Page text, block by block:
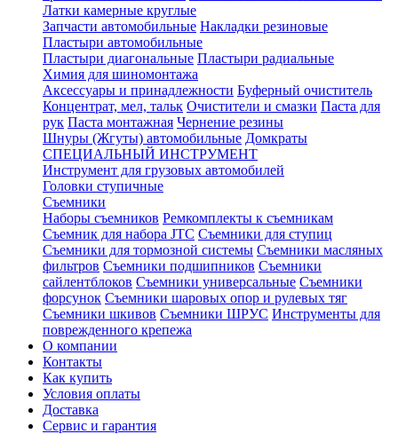
Латки камерные круглые
Запчасти автомобильные Накладки резиновые
Пластыри автомобильные
Пластыри диагональные Пластыри радиальные
Химия для шиномонтажа
Аксессуары и принадлежности Буферный очиститель
Концентрат, мел, тальк Очистители и смазки Паста для
рук Паста монтажная Чернение резины
Шнуры (Жгуты) автомобильные Домкраты
СПЕЦИАЛЬНЫЙ ИНСТРУМЕНТ
Инструмент для грузовых автомобилей
Головки ступичные
Съемники
Наборы съемников Ремкомплекты к съемникам
Съемник для набора JTC Съемники для ступиц
Съемники для тормозной системы Съемники масляных
фильтров Съемники подшипников Съемники
сайлентблоков Съемники универсальные Съемники
форсунок Съемники шаровых опор и рулевых тяг
Съемники шкивов Съемники ШРУС Инструменты для
поврежденного крепежа
О компании
Контакты
Как купить
Условия оплаты
Доставка
Сервис и гарантия